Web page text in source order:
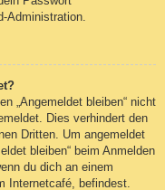
Administration.
„Angemeldet bleiben“ nicht
Dies verhindert den
Dritten. Um angemeldet
bleiben“ beim Anmelden
du dich an einem
Internetcafé, befindest.